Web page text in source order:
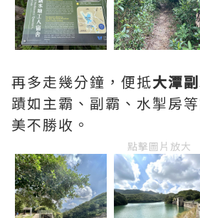
再多走幾分鐘，便抵大潭
蹟如主霸、副霸、水掣房
美不勝收。
點擊圖片放大